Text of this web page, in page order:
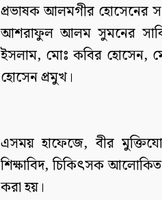
প্রভাষক আলমগীর হোসেনের
আশরাফুল আলম সুমনের
ইসলাম, মোঃ কবির হোসেন,
হোসেন প্রমুখ।
এসময় হাফেজে, বীর
শিক্ষাবিদ, চিকিৎসক আলোকিত
করা হয়।